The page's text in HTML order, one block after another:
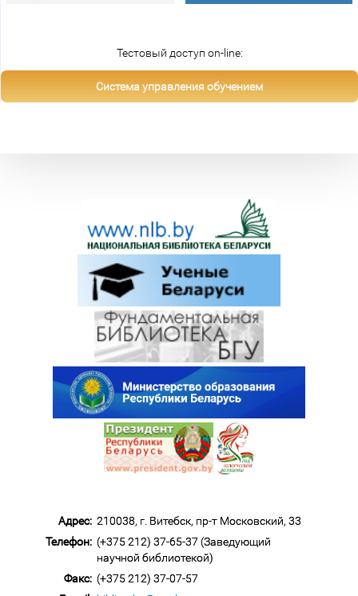
Тестовый доступ on-line:
Система управления обучением
Адрес: 210038, г. Витебск, пр-т Московский, 33
Телефон: (+375 212) 37-65-37 (Заведующий
научной библиотекой)
Факс: (+375 212) 37-07-57